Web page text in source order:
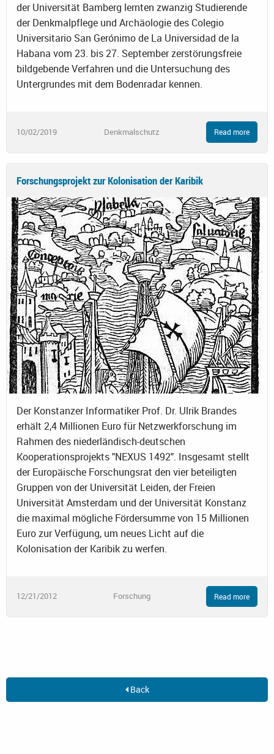
der Universität Bamberg lernten zwanzig Studierende
der Denkmalpflege und Archäologie des Colegio
Universitario San Gerónimo de La Universidad de la
Habana vom 23. bis 27. September zerstörungsfreie
bildgebende Verfahren und die Untersuchung des
Untergrundes mit dem Bodenradar kennen.
10/02/2019 Denkmalschutz Read more
Forschungsprojekt zur Kolonisation der Karibik
Der Konstanzer Informatiker Prof. Dr. Ulrik Brandes
erhält 2,4 Millionen Euro für Netzwerkforschung im
Rahmen des niederländisch-deutschen
Kooperationsprojekts "NEXUS 1492". Insgesamt stellt
der Europäische Forschungsrat den vier beteiligten
Gruppen von der Universität Leiden, der Freien
Universität Amsterdam und der Universität Konstanz
die maximal mögliche Fördersumme von 15 Millionen
Euro zur Verfügung, um neues Licht auf die
Kolonisation der Karibik zu werfen.
12/21/2012 Forschung Read more
Back